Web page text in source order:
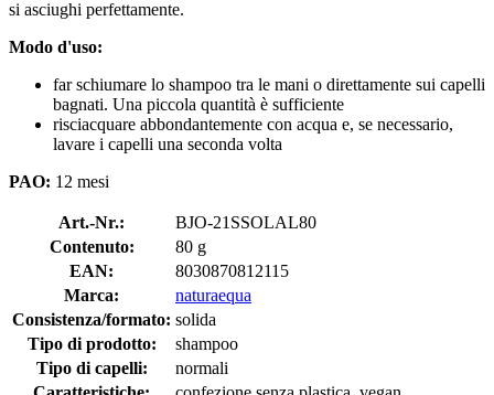
si asciughi perfettamente.
Modo d'uso:
far schiumare lo shampoo tra le mani o direttamente sui capelli
bagnati. Una piccola quantità è sufficiente
risciacquare abbondantemente con acqua e, se necessario,
lavare i capelli una seconda volta
PAO: 12 mesi
Art.-Nr.:
BJO-21SSOLAL80
Contenuto:
80 g
EAN:
8030870812115
Marca:
naturaequa
Consistenza/formato: solida
Tipo di prodotto:
shampoo
Tipo di capelli:
normali